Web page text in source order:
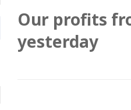
Our profits
yesterday